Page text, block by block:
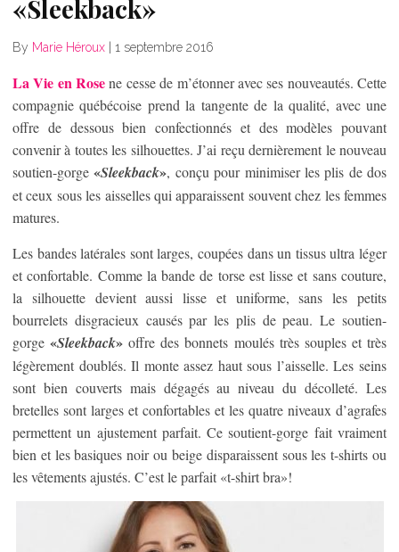
«Sleekback»
By Marie Héroux 1 septembre 2016
La Vie en Rosene cesse de m’étonner avec ses nouveautés. Cette
compagnie québécoise prend la tangente de la qualité, avec une
offre de dessous bien confectionnés et des modèles pouvant
convenir à toutes les silhouettes. J’ai reçu dernièrement le nouveau
soutien-gorge«Sleekback», conçu pour minimiser les plis de dos
et ceux sous les aisselles qui apparaissent souvent chez les femmes
matures.
Les bandes latérales sont larges, coupées dans un tissus ultra léger
et confortable. Comme la bande de torse est lisse et sans couture,
la silhouette devient aussi lisse et uniforme, sans les petits
bourrelets disgracieux causés par les plis de peau. Le soutien-
gorge«Sleekback» offre des bonnets moulés très souples et très
légèrement doublés. Il monte assez haut sous l’aisselle. Les seins
sont bien couverts mais dégagés au niveau du décolleté. Les
bretelles sont larges et confortables et les quatre niveaux d’agrafes
permettent un ajustement parfait. Ce soutient-gorge fait vraiment
bien et les basiques noir ou beige disparaissent sous les t-shirts ou
les vêtements ajustés. C’est le parfait «t-shirt bra»!